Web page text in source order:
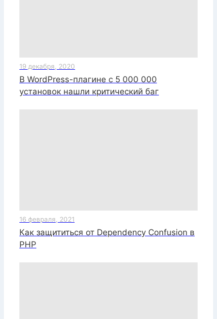
19 декабря, 2020
В WordPress-плагине с 5 000 000
установок нашли критический баг
16 февраля, 2021
Как защититься от Dependency Confusion в
PHP